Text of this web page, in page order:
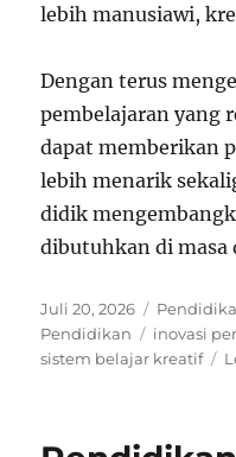
lebih manusiawi,
Dengan terus
pembelajaran yang
dapat memberikan
lebih menarik
didik
dibutuhkan di masa
Posted
on
Juli 20, 2026
Pendidikan
Tags
inovasi
sistem belajar kreatif